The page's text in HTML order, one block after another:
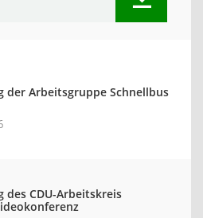
der Arbeitsgruppe Schnellbus
CDU-Arbeitskreis